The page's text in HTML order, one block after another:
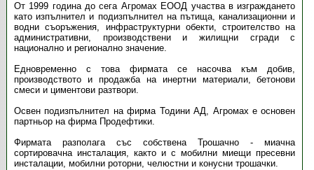
От 1999 година до сега Агромах ЕООД участва в изграждането
като изпълнител и подизпълнител на пътища, канализационни и
водни съоръжения, инфраструктурни обекти, строителство на
административни, производствени и жилищни сгради с
национално и регионално значение.
Едновременно с това фирмата се насочва към добив,
производството и продажба на инертни материали, бетонови
смеси и циментови разтвори.
Освен подизпълнител на фирма Тодини АД, Агромах е основен
партньор на фирма Продефтики.
Фирмата разполага със собствена Трошачно - миачна
сортировачна инсталация, както и с мобилни миещи пресевни
инсталации, мобилни роторни, челюстни и конусни трошачки.